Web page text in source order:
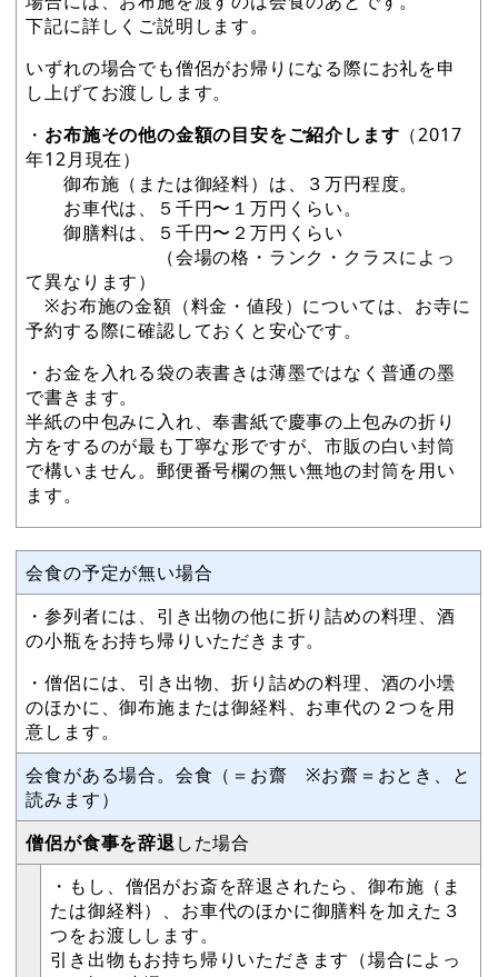
下記に詳しくご説明します。
いずれの場合でも僧侶がお帰りになる際にお礼を申
し上げてお渡しします。
・ お布施その他の金額の目安をご紹介します （2017
年12月現在）
御布施（または御経料）は、３万円程度。
お車代は、５千円〜１万円くらい。
御膳料は、５千円〜２万円くらい
（会場の格・ランク・クラスによっ
て異なります）
※お布施の金額（料金・値段）については、お寺に
予約する際に確認しておくと安心です。
・お金を入れる袋の表書きは薄墨ではなく普通の墨
で書きます。
半紙の中包みに入れ、奉書紙で慶事の上包みの折り
方をするのが最も丁寧な形ですが、市販の白い封筒
で構いません。郵便番号欄の無い無地の封筒を用い
ます。
会食の予定が無い場合
・参列者には、引き出物の他に折り詰めの料理、酒
の小瓶をお持ち帰りいただきます。
・僧侶には、引き出物、折り詰めの料理、酒の小壜
のほかに、御布施または御経料、お車代の２つを用
意します。
会食がある場合。会食（＝お齋 ※お齋＝おとき、と
読みます）
僧侶が食事を辞退した場合
・もし、僧侶がお斎を辞退されたら、御布施（ま
たは御経料）、お車代のほかに御膳料を加えた３
つをお渡しします。
引き出物もお持ち帰りいただきます（場合によっ